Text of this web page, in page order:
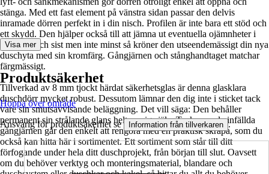
stänga. Med ett fast element på vänstra sidan passar den delvis
inramade dörren perfekt in i din nisch. Profilen är inte bara ett stöd och
ett skydd. Den hjälper också till att jämna ut eventuella ojämnheter i
väggen. Och sist men inte minst så kröner den utseendemässigt din nya
duschyta med sin kromfärg. Gångjärnen och stånghandtaget matchar
färgmässigt.
Tillverkad av 8 mm tjockt härdat säkerhetsglas är denna glasklara
duschdörr mycket robust. Dessutom lämnar den dig inte i sticket tack
vare sin smutsavvisande beläggning. Det vill säga: Den behåller
permanent sin strålande glans helt av sig själv. Tack vare de infällda
gångjärnen går den enkelt att rengöra med en praktisk skrapa, som du
också kan hitta här i sortimentet. Ett sortiment som står till ditt
förfogande under hela ditt duschprojekt, från början till slut. Oavsett
om du behöver verktyg och monteringsmaterial, blandare och
Visa mer
Produktsäkerhet
Hoppa över område
Ansvarig för produktsäkerhet se Information från tillverkaren .